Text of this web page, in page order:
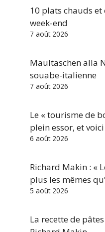
10 plats chauds et
week-end
7 août 2026
Maultaschen alla
souabe-italienne
7 août 2026
Le « tourisme de
plein essor, et
6 août 2026
Richard Makin : «
plus les mêmes
5 août 2026
La recette de